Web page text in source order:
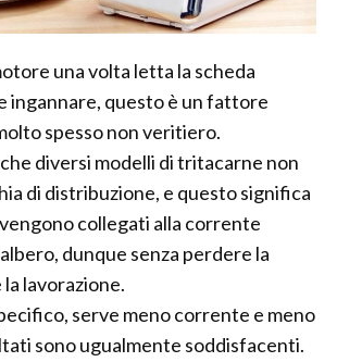
una volta letta la scheda
ingannare, questo è un fattore
spesso non veritiero.
diversi modelli di tritacarne non
di distribuzione, e questo significa
collegati alla corrente
dunque senza perdere la
lavorazione.
serve meno corrente e meno
sono ugualmente soddisfacenti.